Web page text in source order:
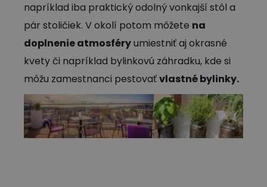
napríklad iba praktický odolný vonkajší stôl a
pár stoličiek. V okolí potom môžete na
doplnenie atmosféryumiestniť aj okrasné
kvety či napríklad bylinkovú záhradku, kde si
môžu zamestnanci pestovaťvlastné bylinky.